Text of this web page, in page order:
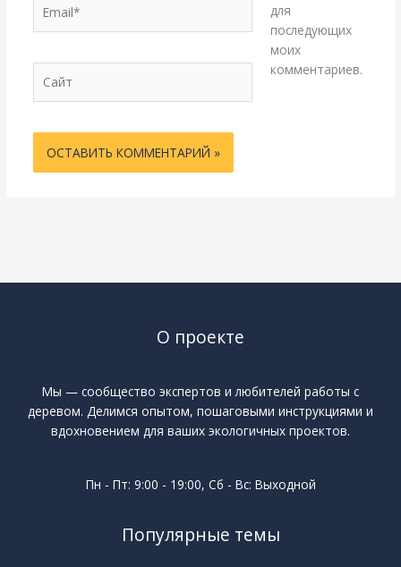
для
последующих
моих
комментариев.
О проекте
Мы — сообщество экспертов и любителей работы с
деревом. Делимся опытом, пошаговыми инструкциями и
вдохновением для ваших экологичных проектов.
Пн - Пт: 9:00 - 19:00, Сб - Вс: Выходной
Популярные темы